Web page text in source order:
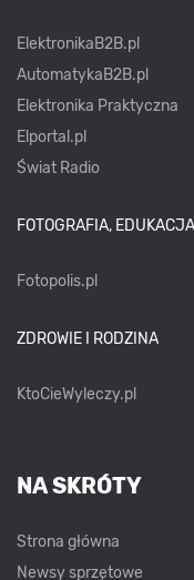
ElektronikaB2B.pl
AutomatykaB2B.pl
Elektronika Praktyczna
Elportal.pl
Świat Radio
FOTOGRAFIA,
Fotopolis.pl
ZDROWIE I RODZINA
KtoCieWyleczy.pl
NA SKRÓTY
Strona główna
Newsy sprzętowe